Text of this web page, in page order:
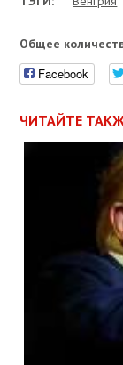
Общее
Facebook
ЧИТАЙТЕ